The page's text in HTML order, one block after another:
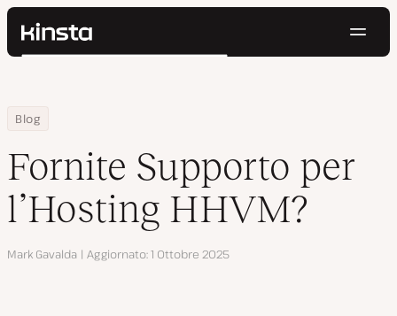
Kinsta®
Contatti
Cerca
Home
Centro Risorse
Blog
Fornite Supporto per l’Hosting HHVM?
Fornite Supporto per
l’Hosting HHVM?
Autore
Mark Gavalda Aggiornato 1 Ottobre 2025